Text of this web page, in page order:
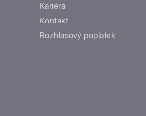
Kariéra
Kontakt
Rozhlasový poplatek